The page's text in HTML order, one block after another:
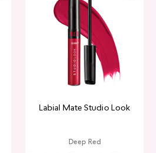
Labial Mate Studio Look
Deep Red